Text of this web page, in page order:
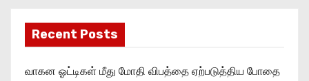
Recent Posts
வாகன ஓட்டிகள் மீது மோதி விபத்தை ஏற்படுத்திய போதை